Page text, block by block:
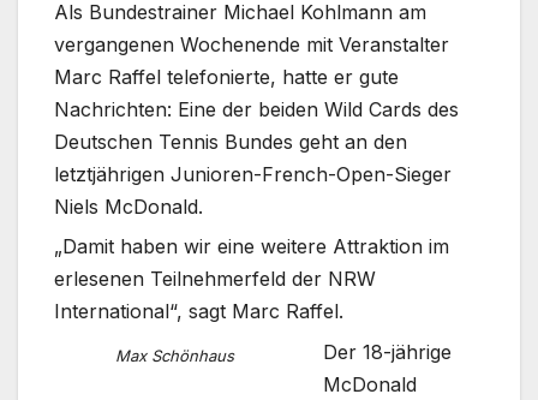
Als Bundestrainer Michael Kohlmann am
vergangenen Wochenende mit Veranstalter
Marc Raffel telefonierte, hatte er gute
Nachrichten: Eine der beiden Wild Cards des
Deutschen Tennis Bundes geht an den
letztjährigen Junioren-French-Open-Sieger
Niels McDonald.
„Damit haben wir eine weitere Attraktion im
erlesenen Teilnehmerfeld der NRW
International“, sagt Marc Raffel.
Max Schönhaus
Der 18-jährige
McDonald